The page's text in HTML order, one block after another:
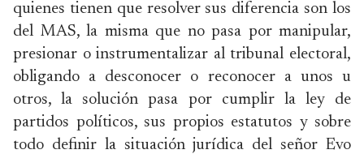
quienes tienen que resolver sus diferencia son los
del MAS, la misma que no pasa por manipular,
presionar o instrumentalizar al tribunal electoral,
obligando a desconocer o reconocer a unos u
otros, la solución pasa por cumplir la ley de
partidos políticos, sus propios estatutos y sobre
todo definir la situación jurídica del señor Evo